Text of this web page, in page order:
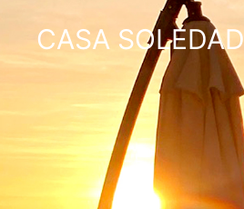
CASA SOLEDAD